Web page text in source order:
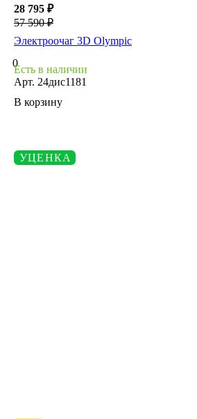
28 795 ₽
57 590 ₽
Электроочаг 3D Olympic
0
Есть в наличии
Арт. 24дис1181
В корзину
УЦЕНКА